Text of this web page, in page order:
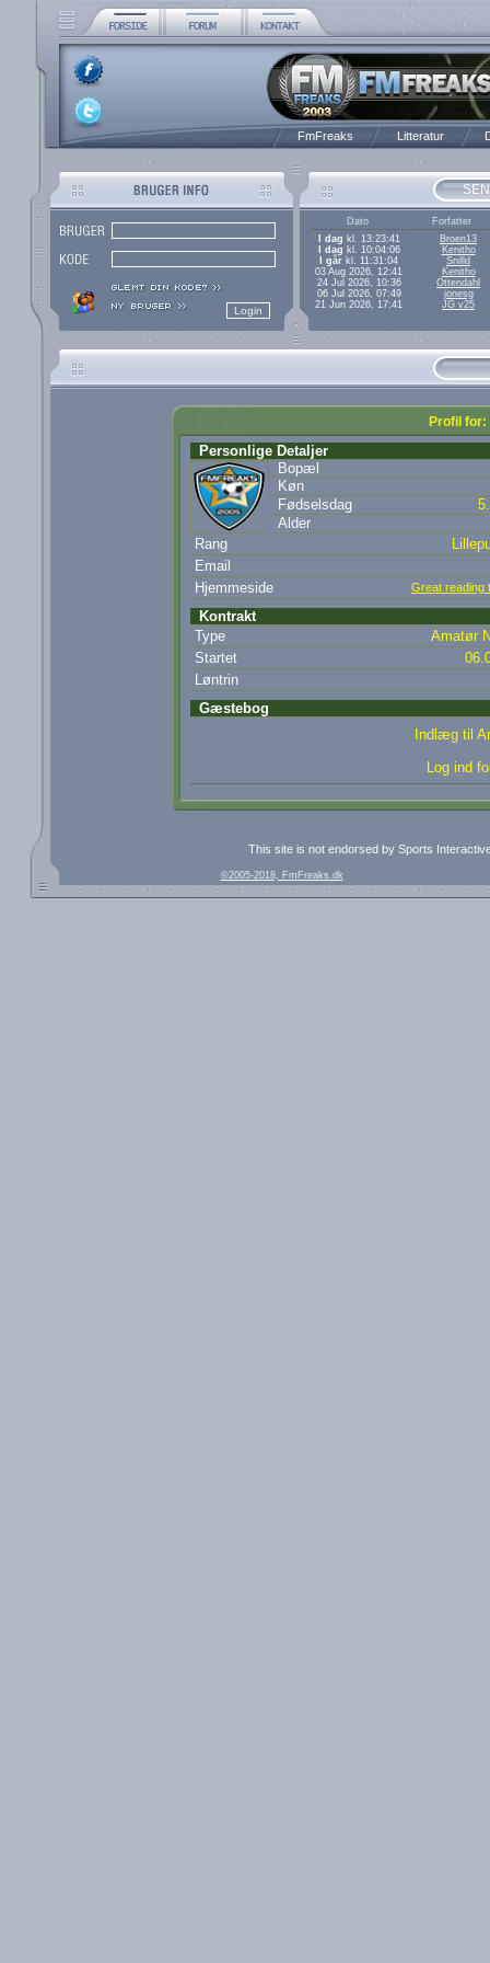
FmFreaks Litteratur
Dato
Forfatter
I dag kl. 13:23:41
Broen13
I dag kl. 10:04:06
Kenitho
I går kl. 11:31:04
Snilld
03 Aug 2026, 12:41
Kenitho
24 Jul 2026, 10:36
Ottendahl
06 Jul 2026, 07:49
jonesg
21 Jun 2026, 17:41
JG v25
Profil for:
Personlige Detaljer
Bopæl
Køn
Fødselsdag
Alder
Rang
Email
Hjemmeside
Great reading
Kontrakt
Type
Amatør
Startet
Løntrin
Gæstebog
Indlæg til
Log ind
This site is not endorsed by Sports
©2005-2018, FmFreaks.dk